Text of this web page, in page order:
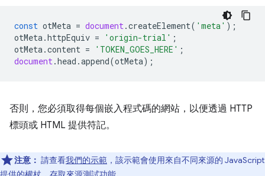
const otMeta = document.createElement( 'meta' );
otMeta.httpEquiv = 'origin-trial' ;
otMeta.content = 'TOKEN_GOES_HERE' ;
document.head .append(otMeta);
否則，您必須取得每個嵌入程式碼的網站，以便透過 HTTP
標頭或 HTML 提供符記。
注意： 請查看我們的示範 ，該示範會使用來自不同來源的 JavaScript